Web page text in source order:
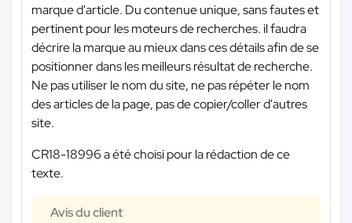
marque d'article. Du contenue unique, sans fautes et
pertinent pour les moteurs de recherches. il faudra
décrire la marque au mieux dans ces détails afin de se
positionner dans les meilleurs résultat de recherche.
Ne pas utiliser le nom du site, ne pas répéter le nom
des articles de la page, pas de copier/coller d'autres
site.
CR18-18996 a été choisi pour la rédaction de ce
texte.
Avis du client